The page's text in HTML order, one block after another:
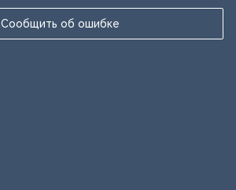
Сообщить об ошибке